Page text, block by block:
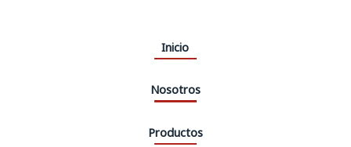
Inicio
Nosotros
Productos